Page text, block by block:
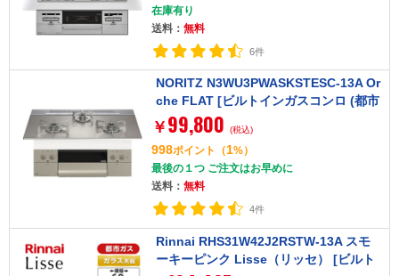
在庫有り
送料： 無料
6件
NORITZ N3WU3PWASKSTESC-13A Or
che FLAT [ビルトインガスコンロ (都市
ガス用 3口 両側強火力 60cmタイプ)]
￥ 99,800 (税込)
998ポイント （1%）
最後の１つ ご注文はお早めに
送料： 無料
4件
Rinnai RHS31W42J2RSTW-13A スモ
ーキーピンク Lisse（リッセ） [ビルト